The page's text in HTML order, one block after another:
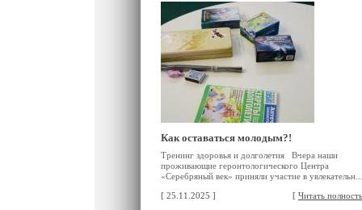
Как оставаться молодым?!
Тренинг здоровья и долголетия Вчера наши
проживающие геронтологического Центра
«Серебряный век» приняли участие в увлекательн...
[ 25.11.2025 ]
[ Читать